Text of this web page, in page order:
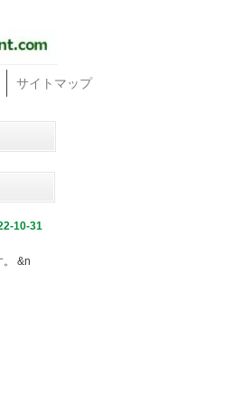
サイトマップ
10-31
。 &n